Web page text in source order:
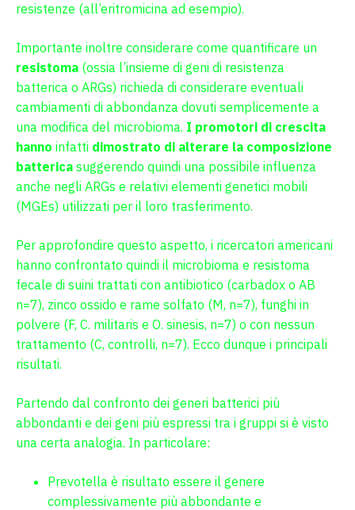
resistenze (all’eritromicina ad esempio).
Importante inoltre considerare come quantificare un
resistoma (ossia l’insieme di geni di resistenza
batterica o ARGs) richieda di considerare eventuali
cambiamenti di abbondanza dovuti semplicemente a
una modifica del microbioma. I promotori di crescita
hanno infatti dimostrato di alterare la composizione
batterica suggerendo quindi una possibile influenza
anche negli ARGs e relativi elementi genetici mobili
(MGEs) utilizzati per il loro trasferimento.
Per approfondire questo aspetto, i ricercatori americani
hanno confrontato quindi il microbioma e resistoma
fecale di suini trattati con antibiotico (carbadox o AB
n=7), zinco ossido e rame solfato (M, n=7), funghi in
polvere (F, C. militaris e O. sinesis, n=7) o con nessun
trattamento (C, controlli, n=7). Ecco dunque i principali
risultati.
Partendo dal confronto dei generi batterici più
abbondanti e dei geni più espressi tra i gruppi si è visto
una certa analogia. In particolare:
Prevotella è risultato essere il genere
complessivamente più abbondante e